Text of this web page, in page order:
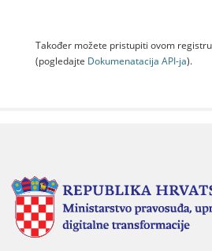
Također možete pristupiti ovom
(pogledajte Dokumenаtаcijа API-jа).